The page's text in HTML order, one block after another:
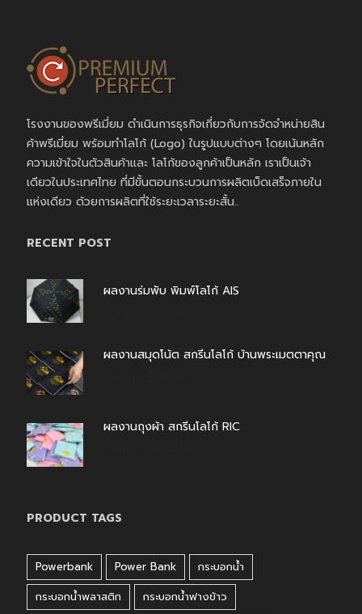
โรงงานของพรีเมี่ยม ดำเนินการธุรกิจเกี่ยวกับการจัดจำหน่ายสิน
ค้าพรีเมี่ยม พร้อมทำโลโก้ (Logo) ในรูปแบบต่างๆ โดยเน้นหลัก
ความเข้าใจในตัวสินค้าและ โลโก้ของลูกค้าเป็นหลัก เราเป็นเจ้า
เดียวในประเทศไทย ที่มีขั้นตอนกระบวนการผลิตเบ็ดเสร็จภายใน
แห่งเดียว ด้วยการผลิตที่ใช้ระยะเวลาระยะสั้น..
RECENT POST
ผลงานร่มพับ พิมพ์โลโก้ AIS
ผลงานสมุดโน้ต สกรีนโลโก้ บ้านพระเมตตาคุณ
ผลงานถุงผ้า สกรีนโลโก้ RIC
PRODUCT TAGS
Powerbank Power Bank
กระบอกน้ำ
กระบอกน้ำพลาสติก
กระบอกน้ำฟางข้าว